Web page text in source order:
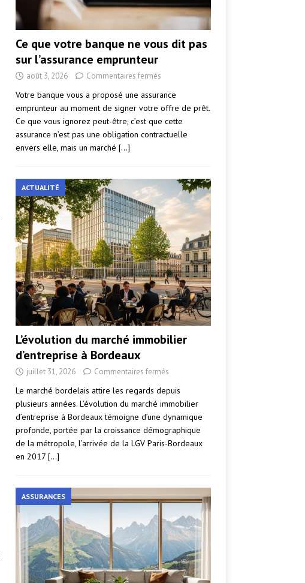
Ce que votre banque ne vous dit pas
sur l’assurance emprunteur
août 3, 2026 Commentaires fermés
Votre banque vous a proposé une assurance
emprunteur au moment de signer votre offre de prêt.
Ce que vous ignorez peut-être, c’est que cette
assurance n’est pas une obligation contractuelle
envers elle, mais un marché […]
ACTUALITÉ
L’évolution du marché immobilier
d’entreprise à Bordeaux
juillet 31, 2026 Commentaires fermés
Le marché bordelais attire les regards depuis
plusieurs années. L’évolution du marché immobilier
d’entreprise à Bordeaux témoigne d’une dynamique
profonde, portée par la croissance démographique
de la métropole, l’arrivée de la LGV Paris-Bordeaux
en 2017 […]
ASSURANCES